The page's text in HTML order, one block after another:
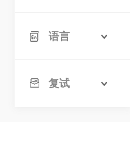
语言
复试